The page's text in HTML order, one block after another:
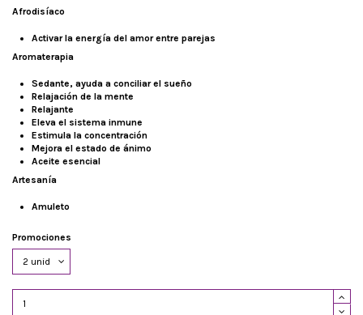
Afrodisíaco
Activar la energía del amor entre parejas
Aromaterapia
Sedante, ayuda a conciliar el sueño
Relajación de la mente
Relajante
Eleva el sistema inmune
Estimula la concentración
Mejora el estado de ánimo
Aceite esencial
Artesanía
Amuleto
Promociones